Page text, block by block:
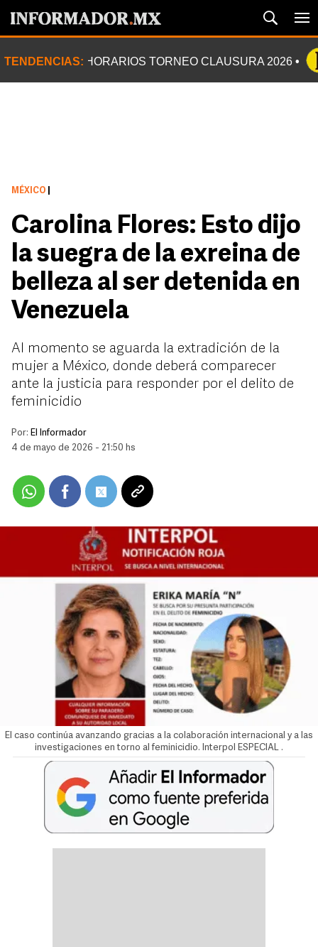
TENDENCIAS: HORARIOS TORNEO CLAUSURA 2026
MÉXICO
Carolina Flores: Esto dijo
la suegra de la exreina de
belleza al ser detenida en
Venezuela
Al momento se aguarda la extradición de la
mujer a México, donde deberá comparecer
ante la justicia para responder por el delito de
feminicidio
Por: El Informador
4 de mayo de 2026 - 21:50 hs
El caso continúa avanzando gracias a la colaboración internacional y a las
investigaciones en torno al feminicidio. Interpol ESPECIAL .